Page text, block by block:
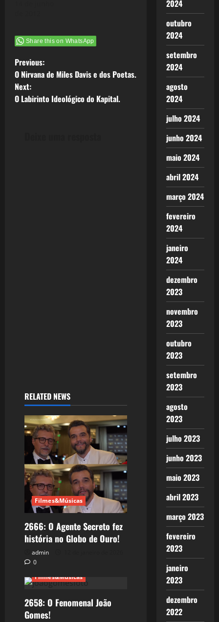
Share this on WhatsApp
P
o
s
Previous:
O Nirvana de Miles Davis e dos Poetas.
Next:
O Labirinto Ideológico do Kapital.
RELATED NEWS
Filmes&Músicas
2666: O Agente Secreto fez
história no Globo de Ouro!
admin
0
Filmes&Músicas
2658: O Fenomenal João
Gomes!
2024
outubro
2024
setembro
2024
agosto
2024
julho 2024
junho 2024
maio 2024
abril 2024
março 2024
fevereiro
2024
janeiro
2024
dezembro
2023
novembro
2023
outubro
2023
setembro
2023
agosto
2023
julho 2023
junho 2023
maio 2023
abril 2023
março 2023
fevereiro
2023
janeiro
2023
dezembro
2022